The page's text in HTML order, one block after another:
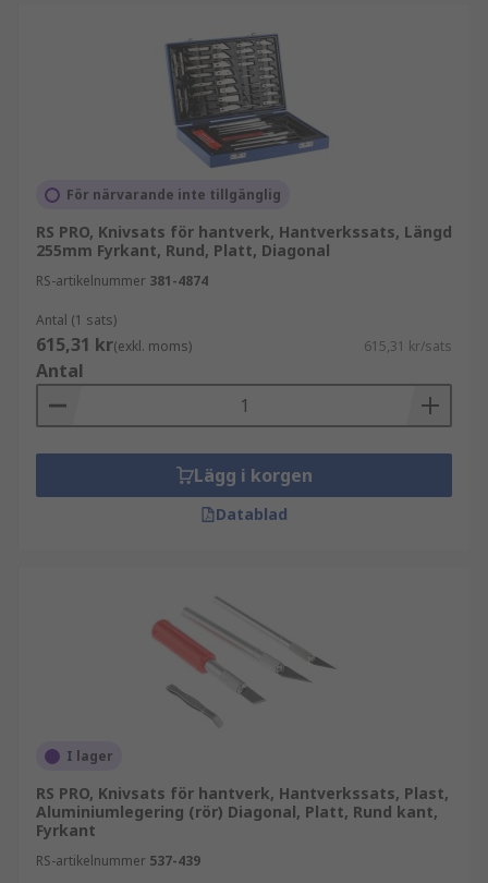
För närvarande inte tillgänglig
RS PRO, Knivsats för hantverk, Hantverkssats, Längd
255mm Fyrkant, Rund, Platt, Diagonal
RS-artikelnummer 381-4874
Antal (1 sats)
615,31 kr(exkl. moms) 615,31 kr/sats
Antal
Lägg i korgen
Datablad
I lager
RS PRO, Knivsats för hantverk, Hantverkssats, Plast,
Aluminiumlegering (rör) Diagonal, Platt, Rund kant,
Fyrkant
RS-artikelnummer 537-439